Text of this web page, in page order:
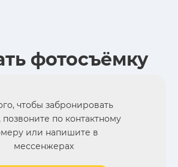
фотосъёмку
чтобы забронировать
позвоните по контактному
или напишите в
мессенжерах